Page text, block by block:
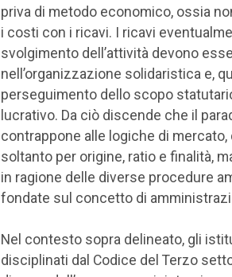
priva di metodo economico, ossia
i costi con i ricavi. I ricavi
svolgimento dell’attività devono
nell’organizzazione solidaristica e,
perseguimento dello scopo
lucrativo. Da ciò discende che il
contrappone alle logiche di
soltanto per origine, ratio e finalità,
in ragione delle diverse procedure
fondate sul concetto di
Nel contesto sopra delineato, gli
disciplinati dal Codice del Terzo